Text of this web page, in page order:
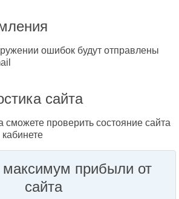
ошибок будут отправлены
сайта
сможете проверить состояние сайта
максимум прибыли от
сайта